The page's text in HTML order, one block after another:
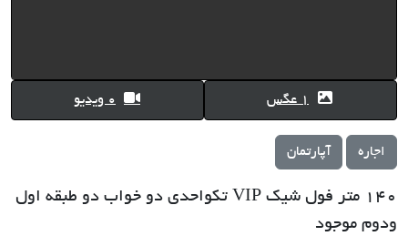
1 عگس 0 ویدیو
اجاره آپارتمان
۱۴۰ متر فول شیک VIP تکواحدی دو خواب دو طبقه اول
ودوم موجود